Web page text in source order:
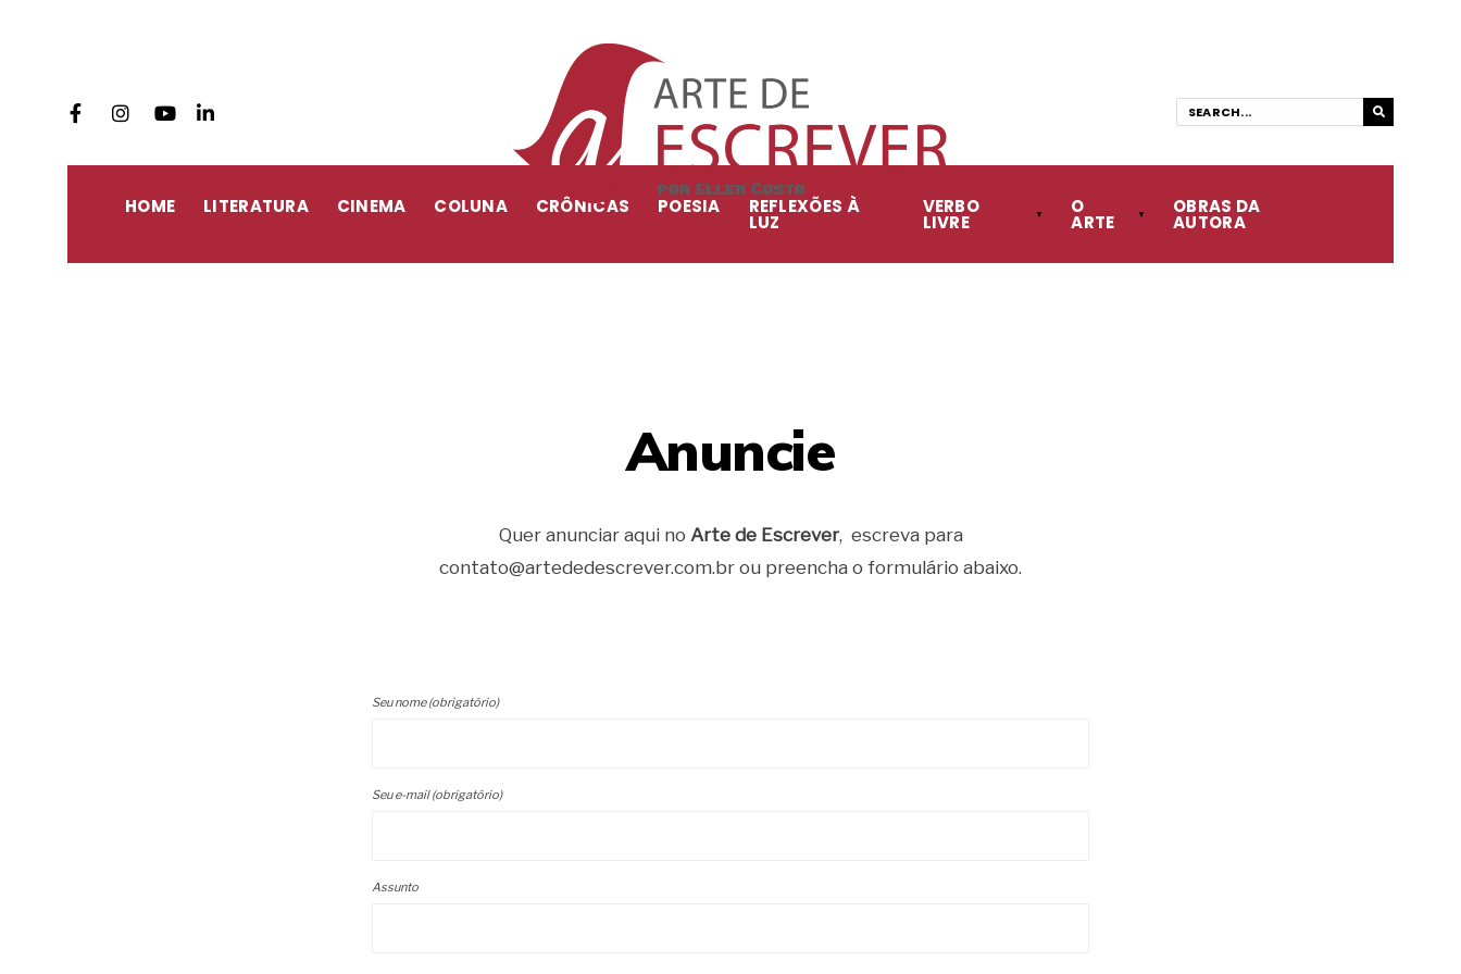
HOME LITERATURA CINEMA COLUNA CRÔNICAS POESIA REFLEXÕES À
LUZ
VERBO
LIVRE
O
ARTE
OBRAS DA
AUTORA
Anuncie
Quer anunciar aqui no Arte de Escrever, escreva para
contato@artededescrever.com.br ou preencha o formulário abaixo.
Seu nome (obrigatório)
Seu e-mail (obrigatório)
Assunto